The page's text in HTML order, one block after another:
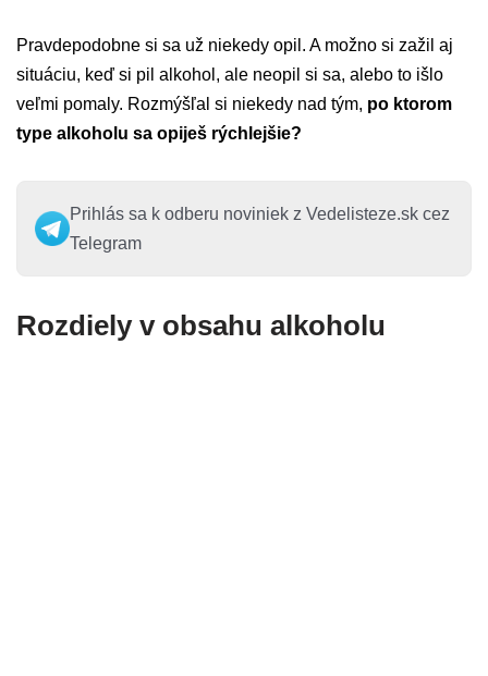
Pravdepodobne si sa už niekedy opil. A možno si zažil aj
situáciu, keď si pil alkohol, ale neopil si sa, alebo to išlo
veľmi pomaly. Rozmýšľal si niekedy nad tým, po ktorom
type alkoholu sa opiješ rýchlejšie?
Prihlás sa k odberu noviniek z Vedelisteze.sk cez
Telegram
Rozdiely v obsahu alkoholu